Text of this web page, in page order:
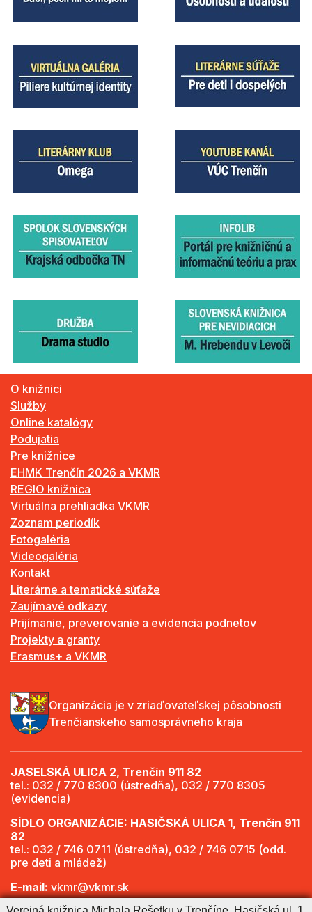
O knižnici
Služby
Online katalógy
Podujatia
Pre knižnice
EHMK Trenčín 2026 a VKMR
REGIO knižnica
Virtuálna prehliadka VKMR
Zoznam periodík
Fotogaléria
Videogaléria
Kontakt
Literárne a tematické súťaže
Zaujímavé odkazy
Prijímanie, preverovanie a evidencia podnetov
Projekty a granty
Erasmus+ a VKMR
Organizácia je v zriaďovateľskej pôsobnosti
Trenčianskeho samosprávneho kraja
JASELSKÁ ULICA 2, Trenčín 911 82
tel.: 032 / 770 8300 (ústredňa), 032 / 770 8305
(evidencia)
SÍDLO ORGANIZÁCIE: HASIČSKÁ ULICA 1, Trenčín 911
82
tel.: 032 / 746 0711 (ústredňa), 032 / 746 0715 (odd.
pre deti a mládež)
E-mail: vkmr@vkmr.sk